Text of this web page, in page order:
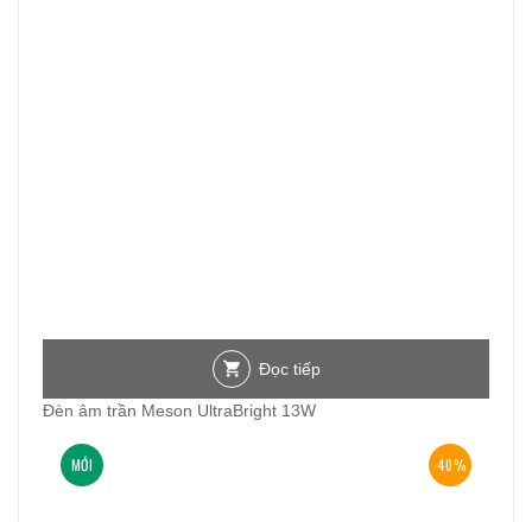
Đọc tiếp
Đèn âm trần Meson UltraBright 13W
-40%
MỚI